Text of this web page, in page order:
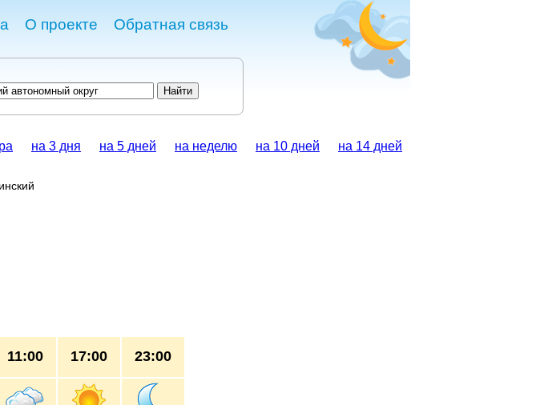
О проекте Обратная связь
на 3 дня на 5 дней на неделю на 10 дней на 14 дней
11:00 17:00 23:00